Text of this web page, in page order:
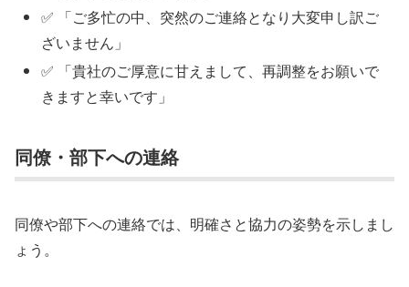
✅ 「ご多忙の中、突然のご連絡となり大変申し訳ご
ざいません」
✅ 「貴社のご厚意に甘えまして、再調整をお願いで
きますと幸いです」
同僚・部下への連絡
同僚や部下への連絡では、明確さと協力の姿勢を示しまし
ょう。